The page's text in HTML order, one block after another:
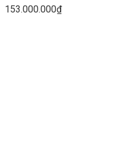
153.000.000₫